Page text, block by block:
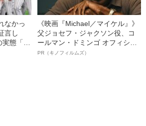
なかっ
言し
態「選
《映画『Michael／マイケル』》
父ジョセフ・ジャクソン役、コ
ールマン・ドミンゴ オフィシャ
ルインタビュー“観客を魅了した
PR（キノフィルムズ）